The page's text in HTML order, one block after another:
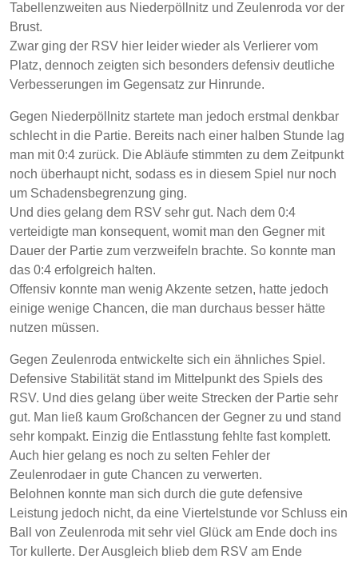
Tabellenzweiten aus Niederpöllnitz und Zeulenroda vor der
Brust.
Zwar ging der RSV hier leider wieder als Verlierer vom
Platz, dennoch zeigten sich besonders defensiv deutliche
Verbesserungen im Gegensatz zur Hinrunde.
Gegen Niederpöllnitz startete man jedoch erstmal denkbar
schlecht in die Partie. Bereits nach einer halben Stunde lag
man mit 0:4 zurück. Die Abläufe stimmten zu dem Zeitpunkt
noch überhaupt nicht, sodass es in diesem Spiel nur noch
um Schadensbegrenzung ging.
Und dies gelang dem RSV sehr gut. Nach dem 0:4
verteidigte man konsequent, womit man den Gegner mit
Dauer der Partie zum verzweifeln brachte. So konnte man
das 0:4 erfolgreich halten.
Offensiv konnte man wenig Akzente setzen, hatte jedoch
einige wenige Chancen, die man durchaus besser hätte
nutzen müssen.
Gegen Zeulenroda entwickelte sich ein ähnliches Spiel.
Defensive Stabilität stand im Mittelpunkt des Spiels des
RSV. Und dies gelang über weite Strecken der Partie sehr
gut. Man ließ kaum Großchancen der Gegner zu und stand
sehr kompakt. Einzig die Entlasstung fehlte fast komplett.
Auch hier gelang es noch zu selten Fehler der
Zeulenrodaer in gute Chancen zu verwerten.
Belohnen konnte man sich durch die gute defensive
Leistung jedoch nicht, da eine Viertelstunde vor Schluss ein
Ball von Zeulenroda mit sehr viel Glück am Ende doch ins
Tor kullerte. Der Ausgleich blieb dem RSV am Ende